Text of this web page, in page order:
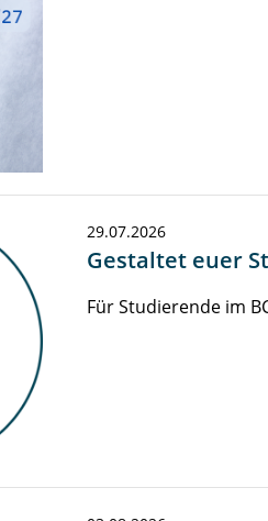
29.07.2026
Gestaltet euer
Für Studierende im